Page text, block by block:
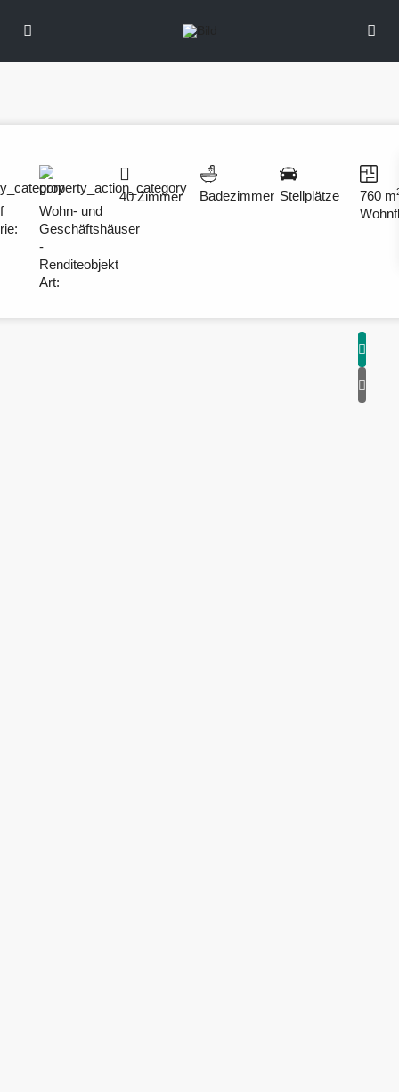
Wohn- und
Geschäftshäuser
-
Renditeobjekt
Art:
40 Zimmer Badezimmer Stellplätze 760 m